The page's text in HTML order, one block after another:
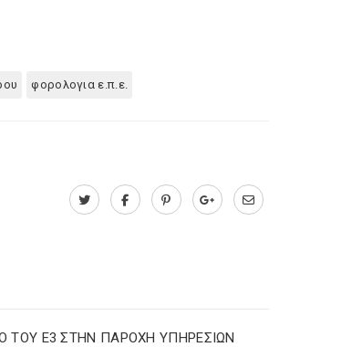
φορολογια ε.π.ε.
ΤΟΥ Ε3 ΣΤΗΝ ΠΑΡΟΧΗ ΥΠΗΡΕΣΙΩΝ